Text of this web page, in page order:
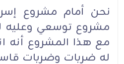
نحن أمام مشروع
مشروع توسعي وعليه
مع هذا المشروع أنه
له ضربات وضربات